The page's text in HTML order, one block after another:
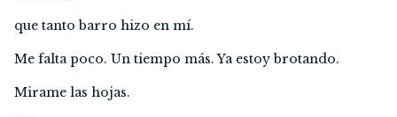
que tanto barro hizo en mí.
Me falta poco. Un tiempo más. Ya estoy brotando.
Mirame las hojas.